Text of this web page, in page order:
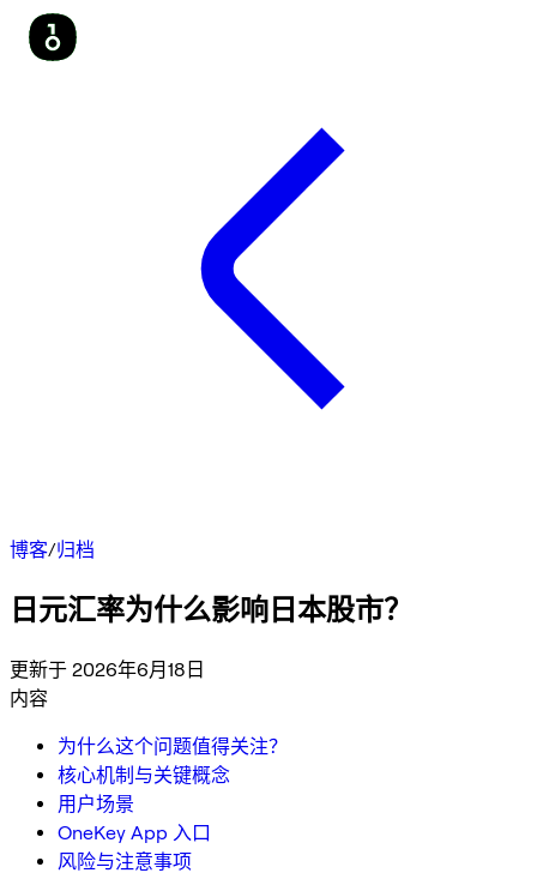
博客/归档
日元汇率为什么影响日本股市？
更新于 2026年6月18日
内容
为什么这个问题值得关注？
核心机制与关键概念
用户场景
OneKey App 入口
风险与注意事项